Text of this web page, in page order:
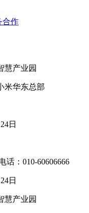
合作
慧产业园
米华东总部
日
话：010-60606666
日
慧产业园